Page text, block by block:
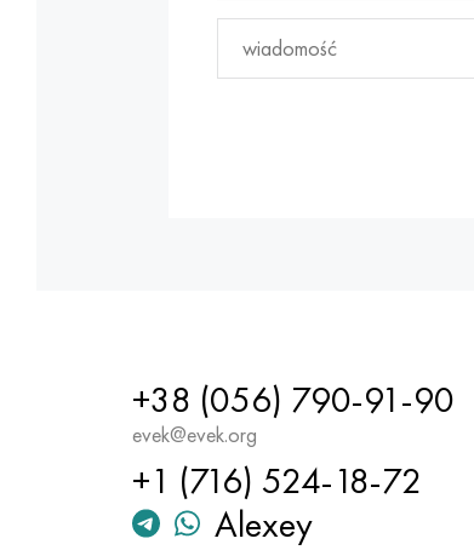
+38 (056) 790-91-90
evek@evek.org
+1 (716) 524-18-72
Alexey